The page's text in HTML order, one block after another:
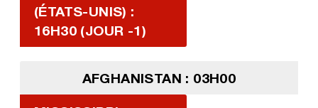
(ÉTATS-UNIS) :
16H30 (JOUR -1)
AFGHANISTAN : 03H00